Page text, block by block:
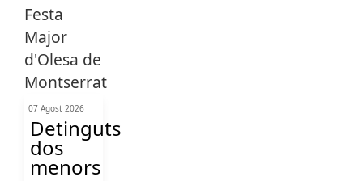
07 Agost 2026
Detinguts
dos
menors